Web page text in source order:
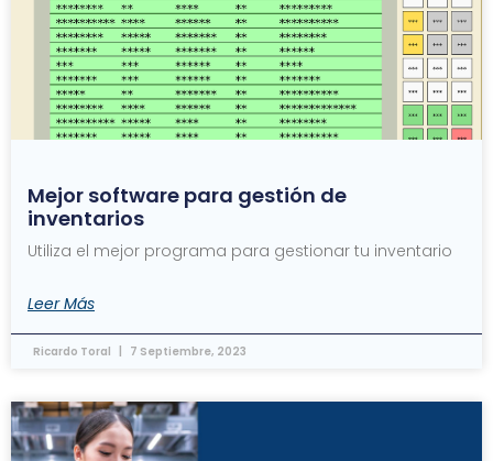
Mejor software para gestión de
inventarios
Utiliza el mejor programa para gestionar tu inventario
Leer Más
Ricardo Toral 7 Septiembre, 2023